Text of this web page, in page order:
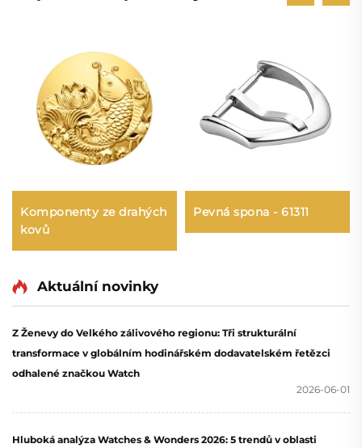
Komponenty ze drahých
kovů
Pevná spona - 61311
Aktuální novinky
Z Ženevy do Velkého zálivového regionu: Tři strukturální
transformace v globálním hodinářském dodavatelském řetězci
odhalené značkou Watch
2026-06-01
Hluboká analýza Watches & Wonders 2026: 5 trendů v oblasti